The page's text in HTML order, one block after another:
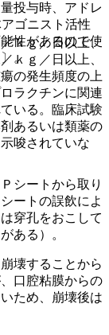
ｋｇ／日以上、
ｋｇ／日以上、
の発生頻度の上
ラクチンに関連
いる。臨床試験
あるいは類薬の
唆されていな
投与時、アドレ
ゴニスト活性
性があるので使
。
シートから取り
ートの誤飲によ
穿孔をおこして
ある）。
壊することから
口腔粘膜からの
ため、崩壊後は